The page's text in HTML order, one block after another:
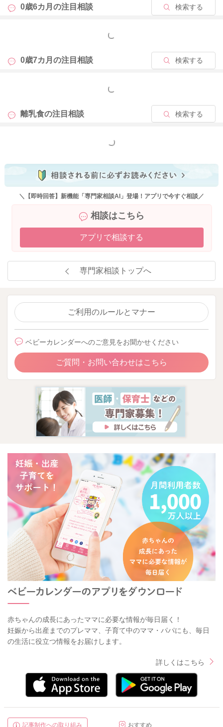
0歳6カ月の注目相談 検索する
もっと見る
0歳7カ月の注目相談 検索する
もっと見る
離乳食の注目相談 検索する
もっと見る
＼【即時回答】新機能「専門家相談AI」登場！アプリで今すぐ相談／
相談はこちら
アプリで相談する
専門家相談トップへ
ご利用のルールとマナー
ベビーカレンダーへのご意見をお聞かせください
ご質問・お問い合わせはこちら
赤ちゃんの成長にあったママに必要な情報が毎日届く！
妊娠から出産までのプレママ、子育て中のママ・パパにも、毎日
の生活に役立つ情報をお届けします。
詳しくはこちら
記事制作への取り組み
おすすめ